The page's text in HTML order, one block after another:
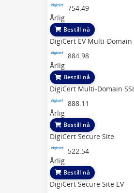
754.49
Årlig
Bestill nå
DigiCert EV Multi-Domain
884.98
Årlig
Bestill nå
DigiCert Multi-Domain SSL
888.11
Årlig
Bestill nå
DigiCert Secure Site
522.54
Årlig
Bestill nå
DigiCert Secure Site EV